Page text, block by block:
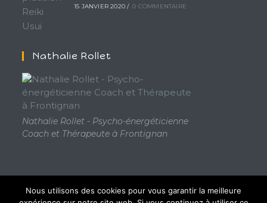
15 JANVIER 2020 / 0 COMMENTAIRE
Nathalie Rollet
Nathalie Rollet - Psycho-énergéticienne
Coach et Thérapeute à Frontignan
Nous utilisons des cookies pour vous garantir la meilleure